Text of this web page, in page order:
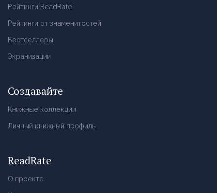
Рейтинги ReadRate
Рейтинги от знаменитостей
Бестселлеры
Экранизации
Создавайте
Книжные коллекции
Личный книжный профиль
ReadRate
О проекте